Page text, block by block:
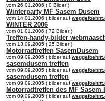
vom 26.01.2006 ( 0 Bilder )
Winterparty MF Sasem Dusem
vom 14.01.2006 ( bilder auf
WINTER 2006
vom 01.01.2006 ( 72 Bilder )
Treffen-handy-bilder
vom 13.09.2005 ( 25 Bilder )
Motorradtreffen SasemDusem
vom 09.09.2005 ( bilder auf
sasemdusem treffen
vom 09.09.2005 ( bilder auf
sasemdusem treffen
vom 09.09.2005 ( bilder auf
Motorradtreffen des MF Sasem
vom 09.09.2005 ( bilder auf